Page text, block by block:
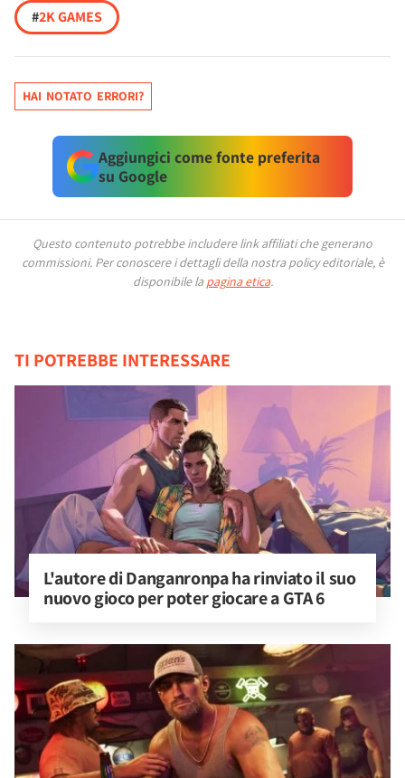
#2K GAMES
HAI NOTATO ERRORI?
Aggiungici come fonte preferita
su Google
Questo contenuto potrebbe includere link affiliati che generano
commissioni. Per conoscere i dettagli della nostra policy editoriale, è
disponibile la pagina etica.
TI POTREBBE INTERESSARE
L'autore di Danganronpa ha rinviato il suo
nuovo gioco per poter giocare a GTA 6